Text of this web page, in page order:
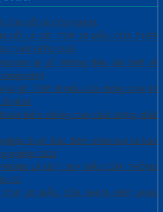
CỬA GỖ VÀ CỬA NHỰA
GỖ LÀ GÌ?. TOP 20 MẪU CỬA THÉP
CHÁY HIỆU QUẢ
là gì? Những điều cần biết về
là gì?. TOP 30 mẫu cửa chống cháy 60
phút
hiểm chống cháy chất lượng nhất
là gì? Đặc điểm phân loại và báo
nghiệp 2021
LÀ GÌ?| 30+ MẪU CỬA THÔNG
CƯ
30 MẪU CỬA NHỰA ĐẸP SANG